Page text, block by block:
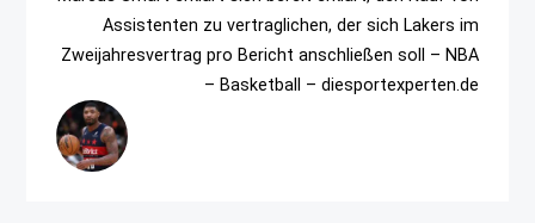
Assistenten zu vertraglichen, der sich Lakers im
Zweijahresvertrag pro Bericht anschließen soll – NBA
– Basketball – diesportexperten.de